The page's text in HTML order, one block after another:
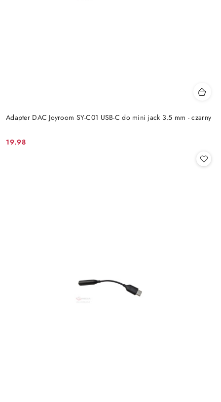
Adapter DAC Joyroom SY-C01 USB-C do mini jack 3.5 mm - czarny
Cena:
19.98